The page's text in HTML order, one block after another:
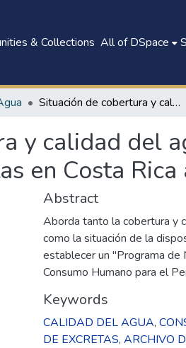
& Collections All of DSpace
Situación de cobertura y calidad del agua para consumo humano y disposición de excretas en Costa Rica a finales del año 2001
y calidad del
en Costa
Abstract
Aborda tanto la cobertura y
como la situación de la
establecer un "Programa de
Consumo Humano para el
Keywords
CALIDAD DEL AGUA,
DE EXCRETAS, ARCHIVO